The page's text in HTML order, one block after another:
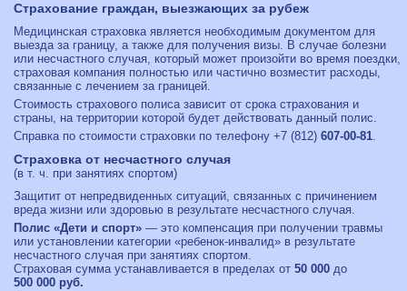
Страхование граждан, выезжающих за рубеж
Медицинская страховка является необходимым документом для
выезда за границу, а также для получения визы. В случае болезни
или несчастного случая, который может произойти во время поездки,
страховая компания полностью или частично возместит расходы,
связанные с лечением за границей.
Стоимость страхового полиса зависит от срока страхования и
страны, на территории которой будет действовать данный полис.
Справка по стоимости страховки по телефону +7 (812) 607-00-81.
Страховка от несчастного случая
(в т. ч. при занятиях спортом)
Защитит от непредвиденных ситуаций, связанных с причинением
вреда жизни или здоровью в результате несчастного случая.
Полис «Дети и спорт» — это компенсация при получении травмы
или установлении категории «ребенок-инвалид» в результате
несчастного случая при занятиях спортом.
Страховая сумма устанавливается в пределах от 50 000 до
500 000 руб.